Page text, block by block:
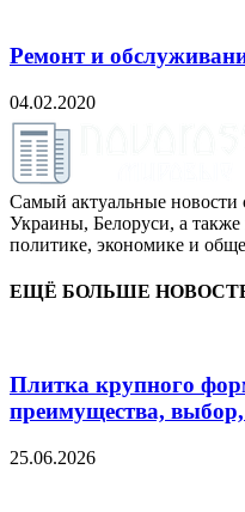
Ремонт и
04.02.2020
Самый актуальные новости
Украины, Белоруси, а
политике, экономике и
ЕЩЁ БОЛЬШЕ
Плитка крупного
преимущества,
25.06.2026